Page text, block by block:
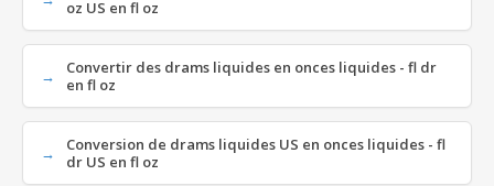
oz US en fl oz
Convertir des drams liquides en onces liquides - fl dr
en fl oz
Conversion de drams liquides US en onces liquides - fl
dr US en fl oz